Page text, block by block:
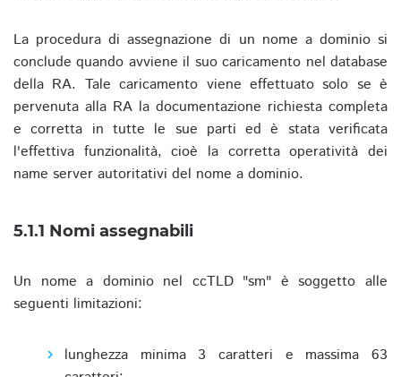
La procedura di assegnazione di un nome a dominio si
conclude quando avviene il suo caricamento nel database
della RA. Tale caricamento viene effettuato solo se è
pervenuta alla RA la documentazione richiesta completa
e corretta in tutte le sue parti ed è stata verificata
l'effettiva funzionalità, cioè la corretta operatività dei
name server autoritativi del nome a dominio.
5.1.1 Nomi assegnabili
Un nome a dominio nel ccTLD "sm" è soggetto alle
seguenti limitazioni:
lunghezza minima 3 caratteri e massima 63